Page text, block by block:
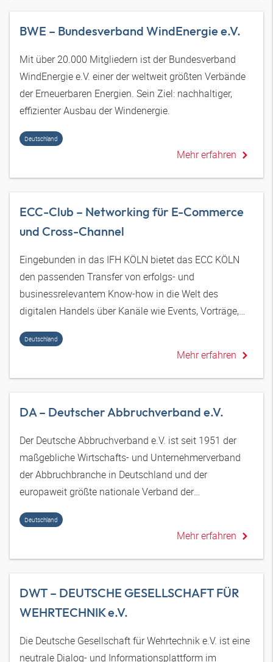
BWE – Bundesverband WindEnergie e.V.
Mit über 20.000 Mitgliedern ist der Bundesverband
WindEnergie e.V. einer der weltweit größten Verbände
der Erneuerbaren Energien. Sein Ziel: nachhaltiger,
effizienter Ausbau der Windenergie.
Deutschland
Mehr erfahren
ECC-Club – Networking für E-Commerce
und Cross-Channel
Eingebunden in das IFH KÖLN bietet das ECC KÖLN
den passenden Transfer von erfolgs- und
businessrelevantem Know-how in die Welt des
digitalen Handels über Kanäle wie Events, Vorträge,
Web-Talks.
Deutschland
Mehr erfahren
DA – Deutscher Abbruchverband e.V.
Der Deutsche Abbruchverband e.V. ist seit 1951 der
maßgebliche Wirtschafts- und Unternehmerverband
der Abbruchbranche in Deutschland und der
europaweit größte nationale Verband der
Abbruchbranche.
Deutschland
Mehr erfahren
DWT – DEUTSCHE GESELLSCHAFT FÜR
WEHRTECHNIK e.V.
Die Deutsche Gesellschaft für Wehrtechnik e.V. ist eine
neutrale Dialog- und Informationsplattform im